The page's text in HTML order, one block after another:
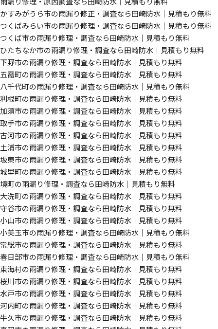
かすみがうら市の雨漏り修正・調査なら田崎防水｜見積もり無料
つくばみらい市の雨漏り修理・調査なら田崎防水｜見積もり無料
つくば市の雨漏り修理・調査なら田崎防水｜見積もり無料
ひたちなか市の雨漏り修理・調査なら田崎防水｜見積もり無料
下野市の雨漏り修理・調査なら田崎防水｜見積もり無料
五霞町の雨漏り修理・調査なら田崎防水｜見積もり無料
八千代町の雨漏り修理・調査なら田崎防水｜見積もり無料
利根町の雨漏り修理・調査なら田崎防水｜見積もり無料
加須市の雨漏り修理・調査なら田崎防水｜見積もり無料
取手市の雨漏り修理・調査なら田崎防水｜見積もり無料
古河市の雨漏り修理・調査なら田崎防水｜見積もり無料
土浦市の雨漏り修理・調査なら田崎防水｜見積もり無料
坂東市の雨漏り修理・調査なら田崎防水｜見積もり無料
城里町の雨漏り修理・調査なら田崎防水｜見積もり無料
境町の雨漏り修理・調査なら田崎防水｜見積もり無料
大洗町の雨漏り修理・調査なら田崎防水｜見積もり無料
守谷市の雨漏り修理・調査なら田崎防水｜見積もり無料
小山市の雨漏り修理・調査なら田崎防水｜見積もり無料
小美玉市の雨漏り修理・調査なら田崎防水｜見積もり無料
常総市の雨漏り修理・調査なら田崎防水｜見積もり無料
春日部市の雨漏り修理・調査なら田崎防水｜見積もり無料
東海村の雨漏り修理・調査なら田崎防水｜見積もり無料
桜川市の雨漏り修理・調査なら田崎防水｜見積もり無料
水戸市の雨漏り修理・調査なら田崎防水｜見積もり無料
河内町の雨漏り修理・調査なら田崎防水｜見積もり無料
牛久市の雨漏り修理・調査なら田崎防水｜見積もり無料